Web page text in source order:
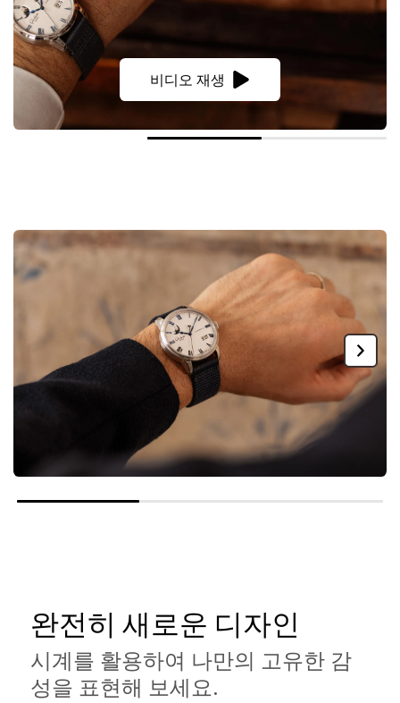
비디오 재생
완전히 새로운 디자인
시계를 활용하여 나만의 고유한 감
성을 표현해 보세요.